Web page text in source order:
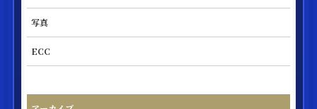
写真
ECC